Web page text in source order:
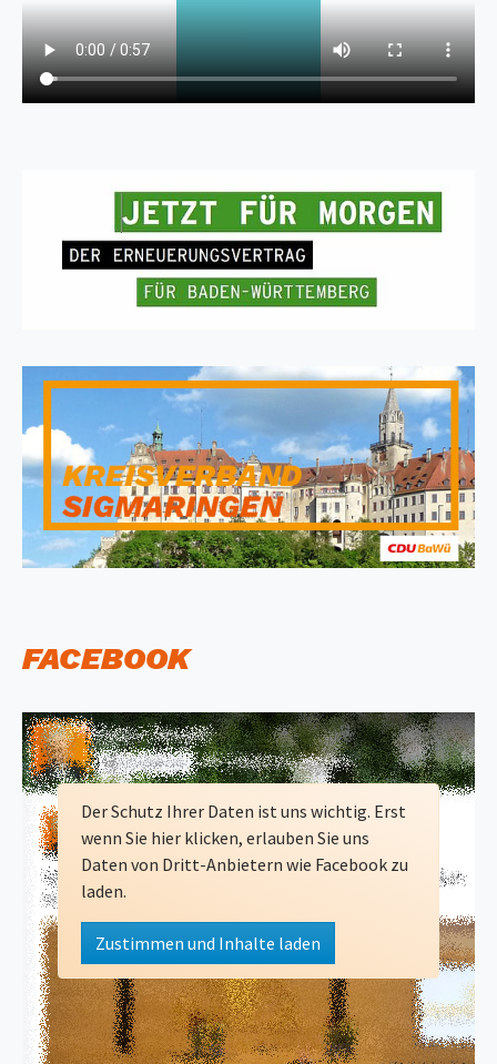
FACEBOOK
Der Schutz Ihrer Daten ist uns wichtig. Erst
wenn Sie hier klicken, erlauben Sie uns
Daten von Dritt-Anbietern wie Facebook zu
laden.
Zustimmen und Inhalte laden